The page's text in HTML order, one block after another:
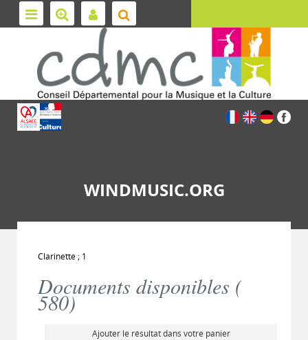
WINDMUSIC.ORG
Clarinette ; 1
Documents disponibles (
580)
Ajouter le résultat dans votre panier